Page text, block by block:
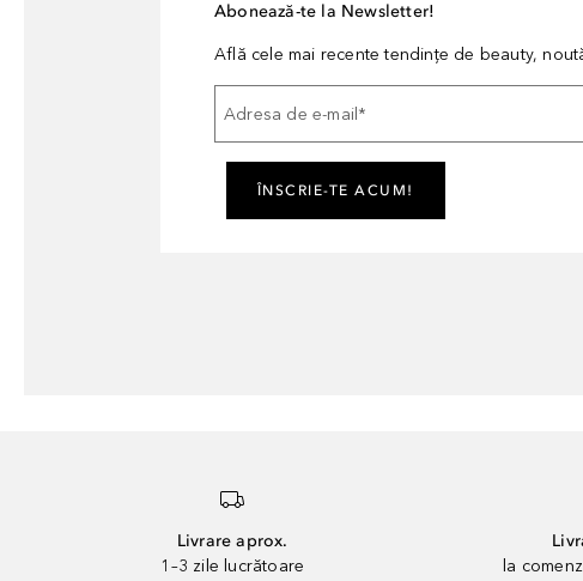
Abonează-te la Newsletter!
Află cele mai recente tendințe de beauty,
Adresa de e-mail *
ÎNSCRIE-TE ACUM!
Livrare aprox.
1–3 zile lucrătoare
la